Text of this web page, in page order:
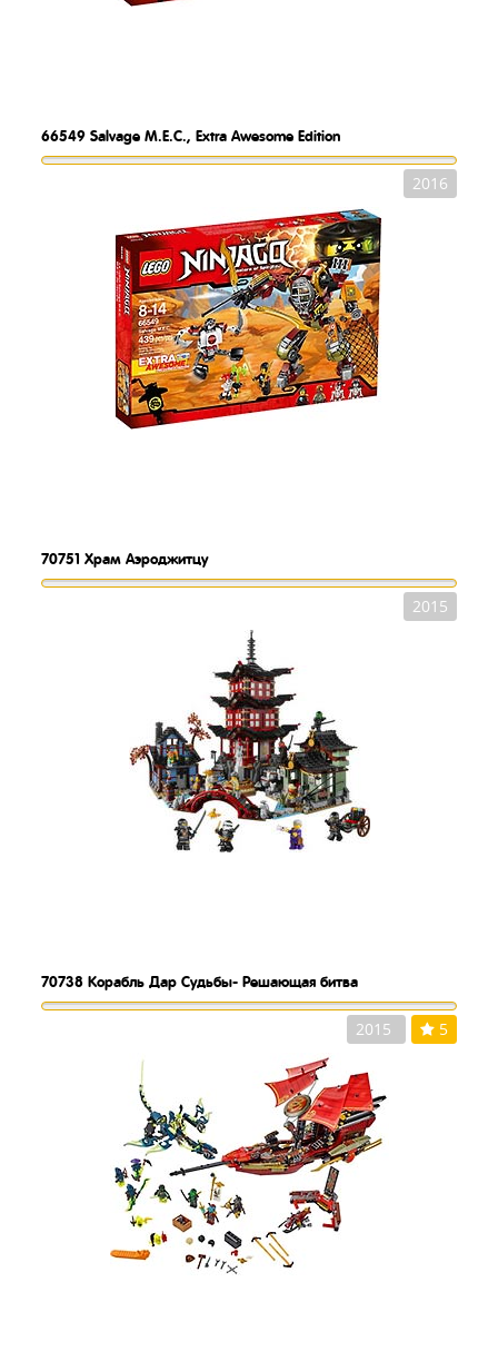
66549 Salvage M.E.C., Extra Awesome Edition
2016
70751 Храм Аэроджитцу
2015
70738 Корабль Дар Судьбы- Решающая битва
2015 5